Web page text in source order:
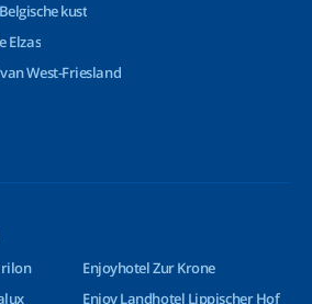
kust
Elzas
West-Friesland
Enjoyhotel Zur Krone
Enjoy Landhotel Lippischer Hof